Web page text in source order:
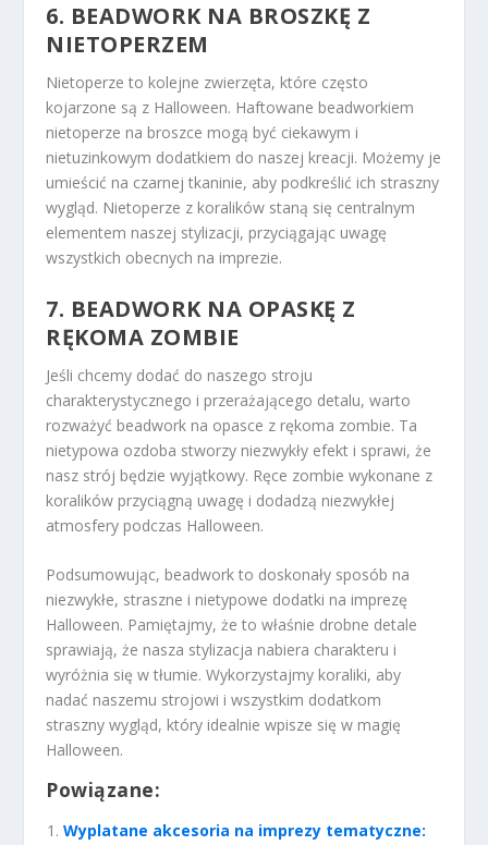
6. BEADWORK NA BROSZKĘ Z
NIETOPERZEM
Nietoperze to kolejne zwierzęta, które często
kojarzone są z Halloween. Haftowane beadworkiem
nietoperze na broszce mogą być ciekawym i
nietuzinkowym dodatkiem do naszej kreacji. Możemy je
umieścić na czarnej tkaninie, aby podkreślić ich straszny
wygląd. Nietoperze z koralików staną się centralnym
elementem naszej stylizacji, przyciągając uwagę
wszystkich obecnych na imprezie.
7. BEADWORK NA OPASKĘ Z
RĘKOMA ZOMBIE
Jeśli chcemy dodać do naszego stroju
charakterystycznego i przerażającego detalu, warto
rozważyć beadwork na opasce z rękoma zombie. Ta
nietypowa ozdoba stworzy niezwykły efekt i sprawi, że
nasz strój będzie wyjątkowy. Ręce zombie wykonane z
koralików przyciągną uwagę i dodadzą niezwykłej
atmosfery podczas Halloween.
Podsumowując, beadwork to doskonały sposób na
niezwykłe, straszne i nietypowe dodatki na imprezę
Halloween. Pamiętajmy, że to właśnie drobne detale
sprawiają, że nasza stylizacja nabiera charakteru i
wyróżnia się w tłumie. Wykorzystajmy koraliki, aby
nadać naszemu strojowi i wszystkim dodatkom
straszny wygląd, który idealnie wpisze się w magię
Halloween.
Powiązane:
Wyplatane akcesoria na imprezy tematyczne: